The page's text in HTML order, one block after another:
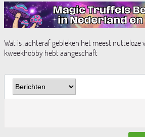
Wat is ,achteraf gebleken het meest nutteloze
kweekhobby hebt aangeschaft